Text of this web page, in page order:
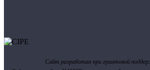
Сайт разработан при грантовой